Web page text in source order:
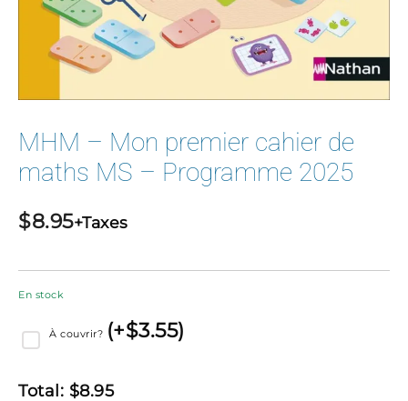
MHM – Mon premier cahier de
maths MS – Programme 2025
$8.95+Taxes
En stock
À couvrir? (+$3.55)
Total: $8.95